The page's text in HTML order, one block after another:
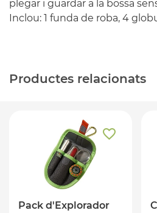
plegar i guardar a la bossa
Inclou: 1 funda de roba, 4
Productes relacionats
Pack d'Explorador